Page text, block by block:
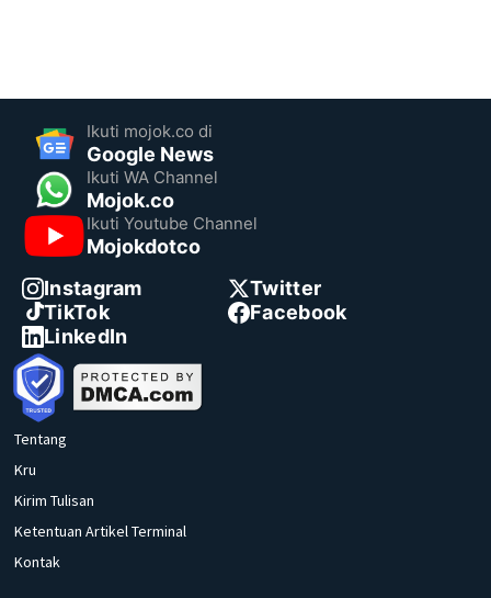
Ikuti mojok.co di
Google News
Ikuti WA Channel
Mojok.co
Ikuti Youtube Channel
Mojokdotco
Instagram
Twitter
TikTok
Facebook
LinkedIn
Tentang
Kru
Kirim Tulisan
Ketentuan Artikel Terminal
Kontak